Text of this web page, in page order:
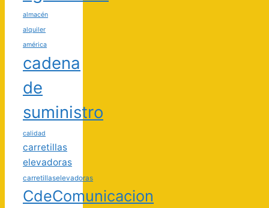
almacén
alquiler
américa
cadena
de
suministro
calidad
carretillas
elevadoras
carretillaselevadoras
CdeComunicacion